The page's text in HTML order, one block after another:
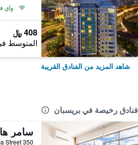
واي
408 ﷼
المتوسط
شاهد المزيد من الفنادق القريبة
فنادق رخيصة في بريسبان
350 Upper Roma Street, بريسبان, QLD, أستراليا